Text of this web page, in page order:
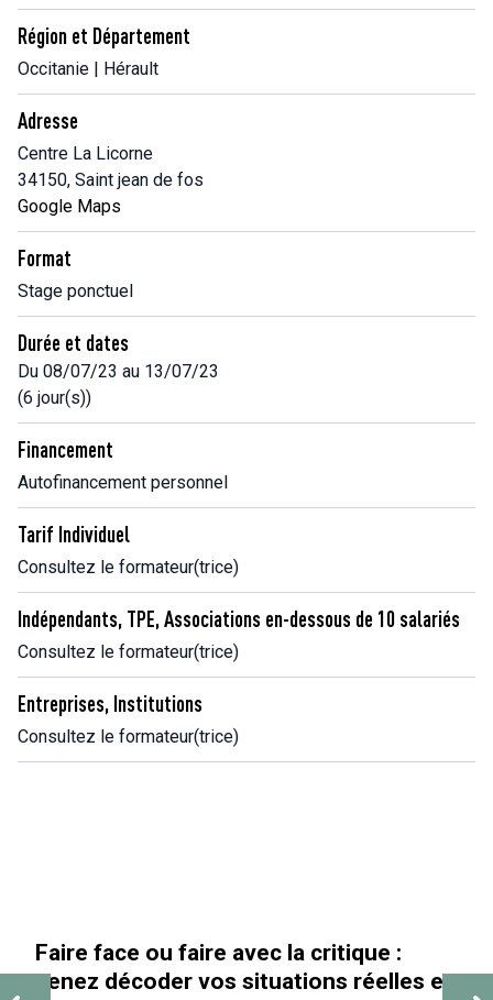
Région et Département
Occitanie | Hérault
Adresse
Centre La Licorne
34150, Saint jean de fos
Google Maps
Format
Stage ponctuel
Durée et dates
Du 08/07/23 au 13/07/23
(6 jour(s))
Financement
Autofinancement personnel
Tarif Individuel
Consultez le formateur(trice)
Indépendants, TPE, Associations en-dessous de 10 salariés
Consultez le formateur(trice)
Entreprises, Institutions
Consultez le formateur(trice)
avec la critique :
situations réelles en
« Au-delà des